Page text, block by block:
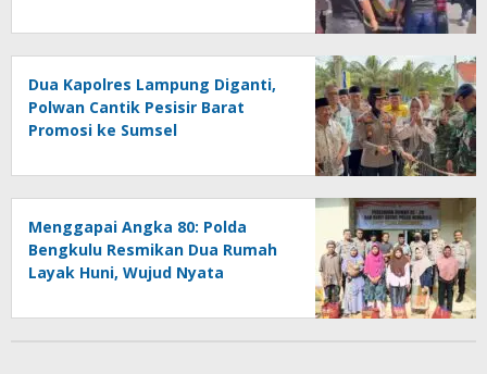
Dua Kapolres Lampung Diganti,
Polwan Cantik Pesisir Barat
Promosi ke Sumsel
Menggapai Angka 80: Polda
Bengkulu Resmikan Dua Rumah
Layak Huni, Wujud Nyata